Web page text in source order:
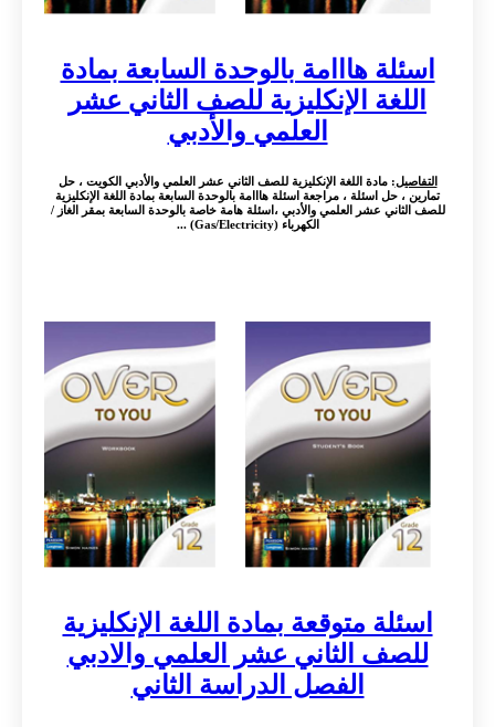
اسئلة هااامة بالوحدة السابعة بمادة
اللغة الإنكليزية للصف الثاني عشر
العلمي والأدبي
التفاصيل: مادة اللغة الإنكليزية للصف الثاني عشر العلمي والأدبي الكويت ، حل
تمارين ، حل اسئلة ، مراجعة اسئلة هااامة بالوحدة السابعة بمادة اللغة الإنكليزية
للصف الثاني عشر العلمي والأدبي ،اسئلة هامة خاصة بالوحدة السابعة بمقر الغاز /
الكهرباء (Gas/Electricity) ...
اسئلة متوقعة بمادة اللغة الإنكليزية
للصف الثاني عشر العلمي والادبي
الفصل الدراسة الثاني